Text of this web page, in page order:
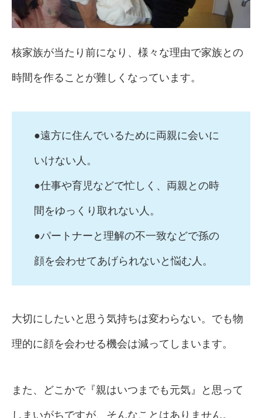
核家族が当たり前になり、様々な理由で家族との
時間を作ることが難しくなっています。
●遠方に住んでいるために両親に会いに
いけない人。
●仕事や育児などで忙しく、両親との時
間をゆっくり取れない人。
●パートナーと理解の不一致などで孫の
顔を会わせてあげられないと悩む人。
大切にしたいと思う気持ちは変わらない。でも物
理的に顔を会わせる機会は減ってしまいます。
また、どこかで『親はいつまでも元気』と思って
しまいがちですが、そんなことはありません。